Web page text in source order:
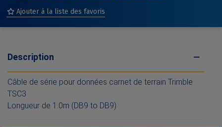
Ajouter à la liste des favoris
Description
Câble de série pour données carnet de terrain Trimble
TSC3
Longueur de 1.0m (DB9 to DB9)